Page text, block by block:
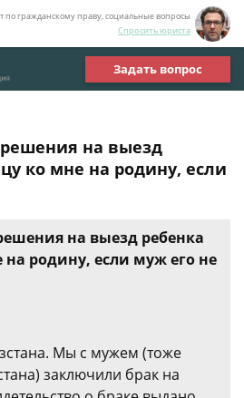
по гражданскому праву, социальные вопросы
Спросить юриста
Задать вопрос
на выезд
ко мне на родину, если
на выезд ребенка
на родину, если муж его не
Мы с мужем (тоже
заключили брак на